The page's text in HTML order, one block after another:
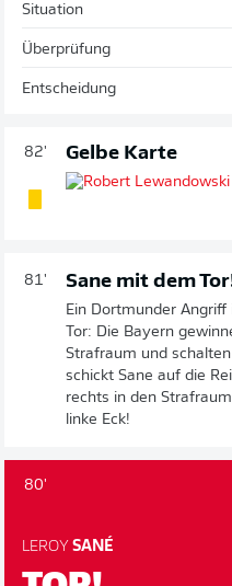
Situation
Überprüfung
Entscheidung
82' Gelbe Karte
81' Sane mit dem
Ein Dortmunder
Tor: Die Bayern
Strafraum und
schickt Sane auf die
rechts in den
linke Eck!
80'
LEROY SANÉ